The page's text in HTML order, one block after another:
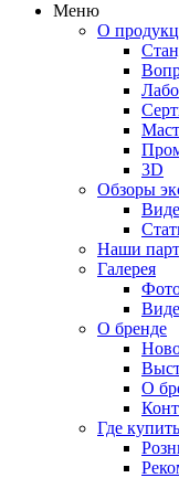
Меню
О
3D
Обзоры
Наши
Галерея
О бренде
О
Где